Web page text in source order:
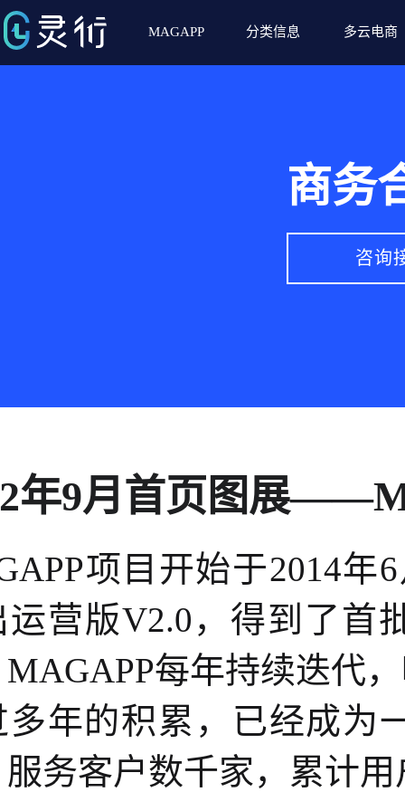
MAGAPP 分类信息 多云电商
商务
咨询
年9月首页图展
项目开始于2014年
运营版V2.0，得到了首
每年持续迭代
多年的积累，已经成为
务客户数千家，累计